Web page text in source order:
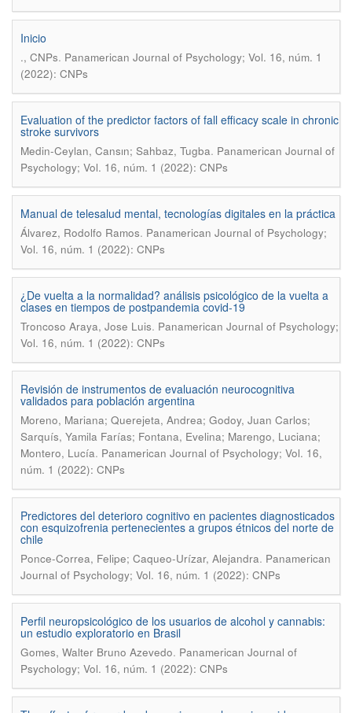
Inicio
., CNPs. Panamerican Journal of Psychology; Vol. 16, núm. 1
(2022): CNPs
Evaluation of the predictor factors of fall efficacy scale in chronic
stroke survivors
Medin-Ceylan, Cansın; Sahbaz, Tugba. Panamerican Journal of
Psychology; Vol. 16, núm. 1 (2022): CNPs
Manual de telesalud mental, tecnologías digitales en la práctica
Álvarez, Rodolfo Ramos. Panamerican Journal of Psychology;
Vol. 16, núm. 1 (2022): CNPs
¿De vuelta a la normalidad? análisis psicológico de la vuelta a
clases en tiempos de postpandemia covid-19
Troncoso Araya, Jose Luis. Panamerican Journal of Psychology;
Vol. 16, núm. 1 (2022): CNPs
Revisión de instrumentos de evaluación neurocognitiva
validados para población argentina
Moreno, Mariana; Querejeta, Andrea; Godoy, Juan Carlos;
Sarquís, Yamila Farías; Fontana, Evelina; Marengo, Luciana;
Montero, Lucía. Panamerican Journal of Psychology; Vol. 16,
núm. 1 (2022): CNPs
Predictores del deterioro cognitivo en pacientes diagnosticados
con esquizofrenia pertenecientes a grupos étnicos del norte de
chile
Ponce-Correa, Felipe; Caqueo-Urízar, Alejandra. Panamerican
Journal of Psychology; Vol. 16, núm. 1 (2022): CNPs
Perfil neuropsicológico de los usuarios de alcohol y cannabis:
un estudio exploratorio en Brasil
Gomes, Walter Bruno Azevedo. Panamerican Journal of
Psychology; Vol. 16, núm. 1 (2022): CNPs